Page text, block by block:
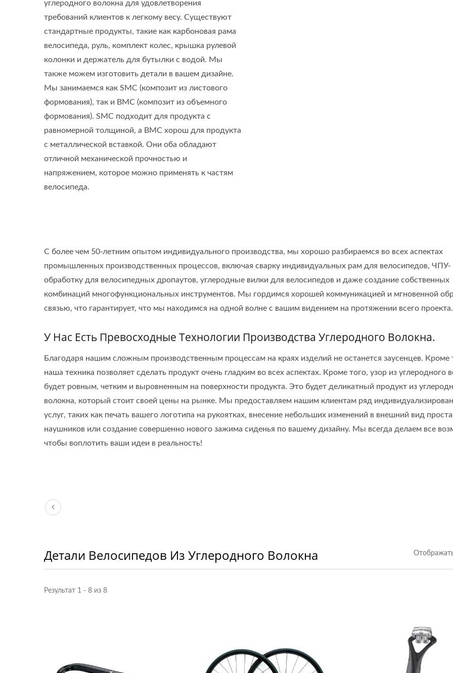
углеродного волокна для удовлетворения
требований клиентов к легкому весу. Существуют
стандартные продукты, такие как карбоновая рама
велосипеда, руль, комплект колес, крышка рулевой
колонки и держатель для бутылки с водой. Мы
также можем изготовить детали в вашем дизайне.
Мы занимаемся как SMC (композит из листового
формования), так и BMC (композит из объемного
формования). SMC подходит для продукта с
равномерной толщиной, а BMC хорош для продукта
с металлической вставкой. Они оба обладают
отличной механической прочностью и
напряжением, которое можно применять к частям
велосипеда.
С более чем 50-летним опытом индивидуального производства, мы хорошо разбираемся во всех аспектах
промышленных производственных процессов, включая сварку индивидуальных рам для велосипедов, ЧПУ-
обработку для велосипедных дропаутов, углеродные вилки для велосипедов и даже создание собственных
комбинаций многофункциональных инструментов. Мы гордимся хорошей коммуникацией и мгновенной
связью, что гарантирует, что мы находимся на одной волне с вашим видением на протяжении всего проекта.
У Нас Есть Превосходные Технологии Производства Углеродного Волокна.
Благодаря нашим сложным производственным процессам на краях изделий не останется заусенцев. Кроме
наша техника позволяет сделать продукт очень гладким во всех аспектах. Кроме того, узор из углеродного
будет ровным, четким и выровненным на поверхности продукта. Это будет деликатный продукт из
волокна, который стоит своей цены на рынке. Мы предоставляем нашим клиентам ряд
услуг, таких как печать вашего логотипа на рукоятках, внесение небольших изменений в внешний вид
наушников или создание совершенно нового зажима сиденья по вашему дизайну. Мы всегда делаем все
чтобы воплотить ваши идеи в реальность!
Детали Велосипедов Из Углеродного Волокна
Результат 1 - 8 из 8